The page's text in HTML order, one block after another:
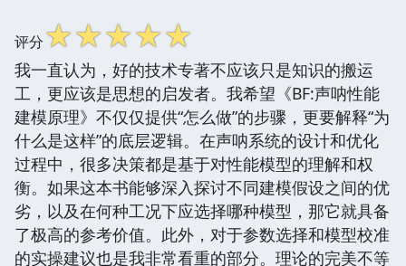
评分☆☆☆☆☆
我一直认为，好的技术专著不应该只是知识的搬运
工，更应该是思想的启发者。我希望《BF:声呐性能
建模原理》不仅仅提供“怎么做”的步骤，更要解释“为
什么是这样”的底层逻辑。在声呐系统的设计和优化
过程中，很多决策都是基于对性能模型的理解和权
衡。如果这本书能够深入探讨不同建模假设之间的优
劣，以及在何种工况下应选择哪种模型，那它就具备
了极高的参考价值。此外，对于参数选择和模型校准
的实操建议也是我非常看重的部分。理论的完美不等